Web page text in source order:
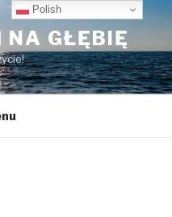
NA GŁĘBIĘ
Polish